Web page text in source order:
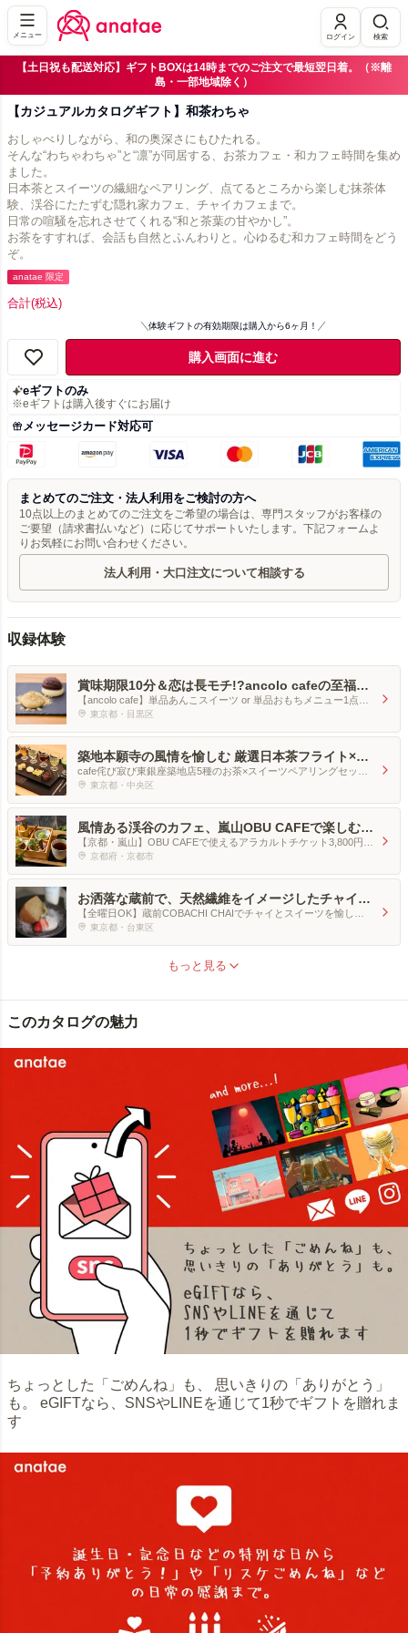
メニュー ログイン 検索
【土日祝も配送対応】ギフトBOXは14時までのご注文で最短翌日着。（※離
島・一部地域除く）
【カジュアルカタログギフト】和茶わちゃ
おしゃべりしながら、和の奥深さにもひたれる。
そんな“わちゃわちゃ”と“凛”が同居する、お茶カフェ・和カフェ時間を集め
ました。
日本茶とスイーツの繊細なペアリング、点てるところから楽しむ抹茶体
験、渓谷にたたずむ隠れ家カフェ、チャイカフェまで。
日常の喧騒を忘れさせてくれる“和と茶葉の甘やかし”。
お茶をすすれば、会話も自然とふんわりと。心ゆるむ和カフェ時間をどう
ぞ。
anatae 限定
合計(税込)
体験ギフトの有効期限は購入から6ヶ月！
購入画面に進む
eギフトのみ
※eギフトは購入後すぐにお届け
メッセージカード対応可
まとめてのご注文・法人利用をご検討の方へ
10点以上のまとめてのご注文をご希望の場合は、専門スタッフがお客様の
ご要望（請求書払いなど）に応じてサポートいたします。下記フォームよ
りお気軽にお問い合わせください。
法人利用・大口注文について相談する
収録体験
賞味期限10分＆恋は長モチ!?ancolo cafeの至福の
あんころもちデート
【ancolo cafe】単品あんこスイーツ or 単品おもちメニュー1点と
ドリンク1点のセット[ペア]
東京都・目黒区
築地本願寺の風情を愉しむ 厳選日本茶フライト×絶
品スイーツペアリングの贅沢時間
cafe侘び寂び東銀座築地店5種のお茶×スイーツペアリングセット
[1名分]
東京都・中央区
風情ある渓谷のカフェ、嵐山OBU CAFEで楽しむ、
大切な人との至福のスイーツタイム（ペア）
【京都・嵐山】OBU CAFEで使えるアラカルトチケット3,800円分
[ペア]京都府・京都市
お洒落な蔵前で、天然繊維をイメージしたチャイ＆
スイーツペア体験
【全曜日OK】蔵前COBACHI CHAIでチャイとスイーツを愉しむ
ペアセット
東京都・台東区
もっと見る
このカタログの魅力
ちょっとした「ごめんね」も、 思いきりの「ありがとう」
も。 eGIFTなら、SNSやLINEを通じて1秒でギフトを贈れま
す